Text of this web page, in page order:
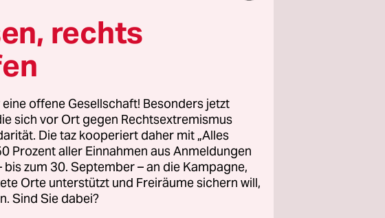
ein
nicht in Sicht. Grund
Wolfram
Vorgehens in
eine Sprecherin
der Deutschen
in der DDR
beschlossen
Geplant ist eine
rechts
offene Gesellschaft! Besonders jetzt
sich vor Ort gegen Rechtsextremismus
Die taz kooperiert daher mit „Alles
Prozent aller Einnahmen aus Anmeldungen
bis zum 30. September – an die Kampagne,
Orte unterstützt und Freiräume sichern will,
Sind Sie dabei?